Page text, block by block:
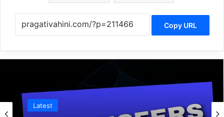
Copy URL
Latest